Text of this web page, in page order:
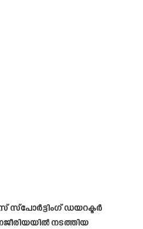
സ്പോർട്ടിംഗ് ഡയറക്ടർ
നടത്തിയ